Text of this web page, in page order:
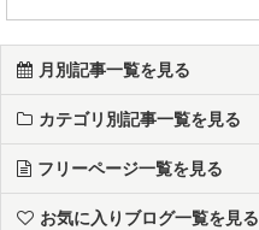
月別記事一覧を見る
カテゴリ別記事一覧を見る
フリーページ一覧を見る
お気に入りブログ一覧を見る